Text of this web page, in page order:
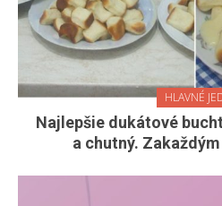
HLAVNÉ
Najlepšie dukátové
a chutný.